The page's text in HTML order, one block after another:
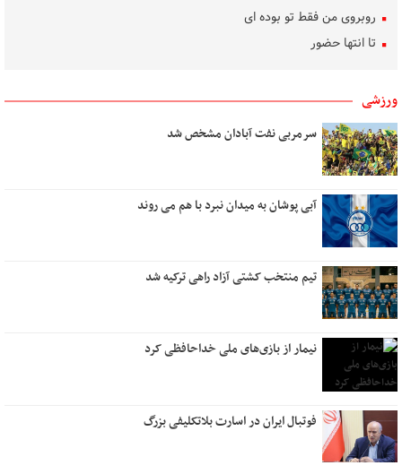
روبروی من فقط تو بوده ای
تا انتها حضور
روشنی، من، گل، آب
بوسه‌های باران
تکلیف دل
بهار غریب
دلم برای کسی تنگ است
هنر گام زمان
در کوچه سار شب
رویای آشنا
تو کیستی ؟
نام من عشق است
نیمه مرطوب ماه
میوه های آرزو رسیدنی است
ایستگاه استجابت دعا
به باغ همسفران
ورزشی
سرمربی نفت آبادان مشخص شد
آبی پوشان به میدان نبرد با هم می روند
تیم منتخب کشتی آزاد راهی ترکیه شد
نیمار از بازی‌های ملی خداحافظی کرد
فوتبال ایران در اسارت بلاتکلیفی بزرگ